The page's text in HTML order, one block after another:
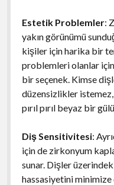
Estetik Problemler:
yakın görünümü
kişiler için harika bir
problemleri olanlar
bir seçenek. Kimse
düzensizlikler
pırıl pırıl beyaz bir
Diş Sensitivitesi:
için de zirkonyum
sunar. Dişler
hassasiyetini minimize